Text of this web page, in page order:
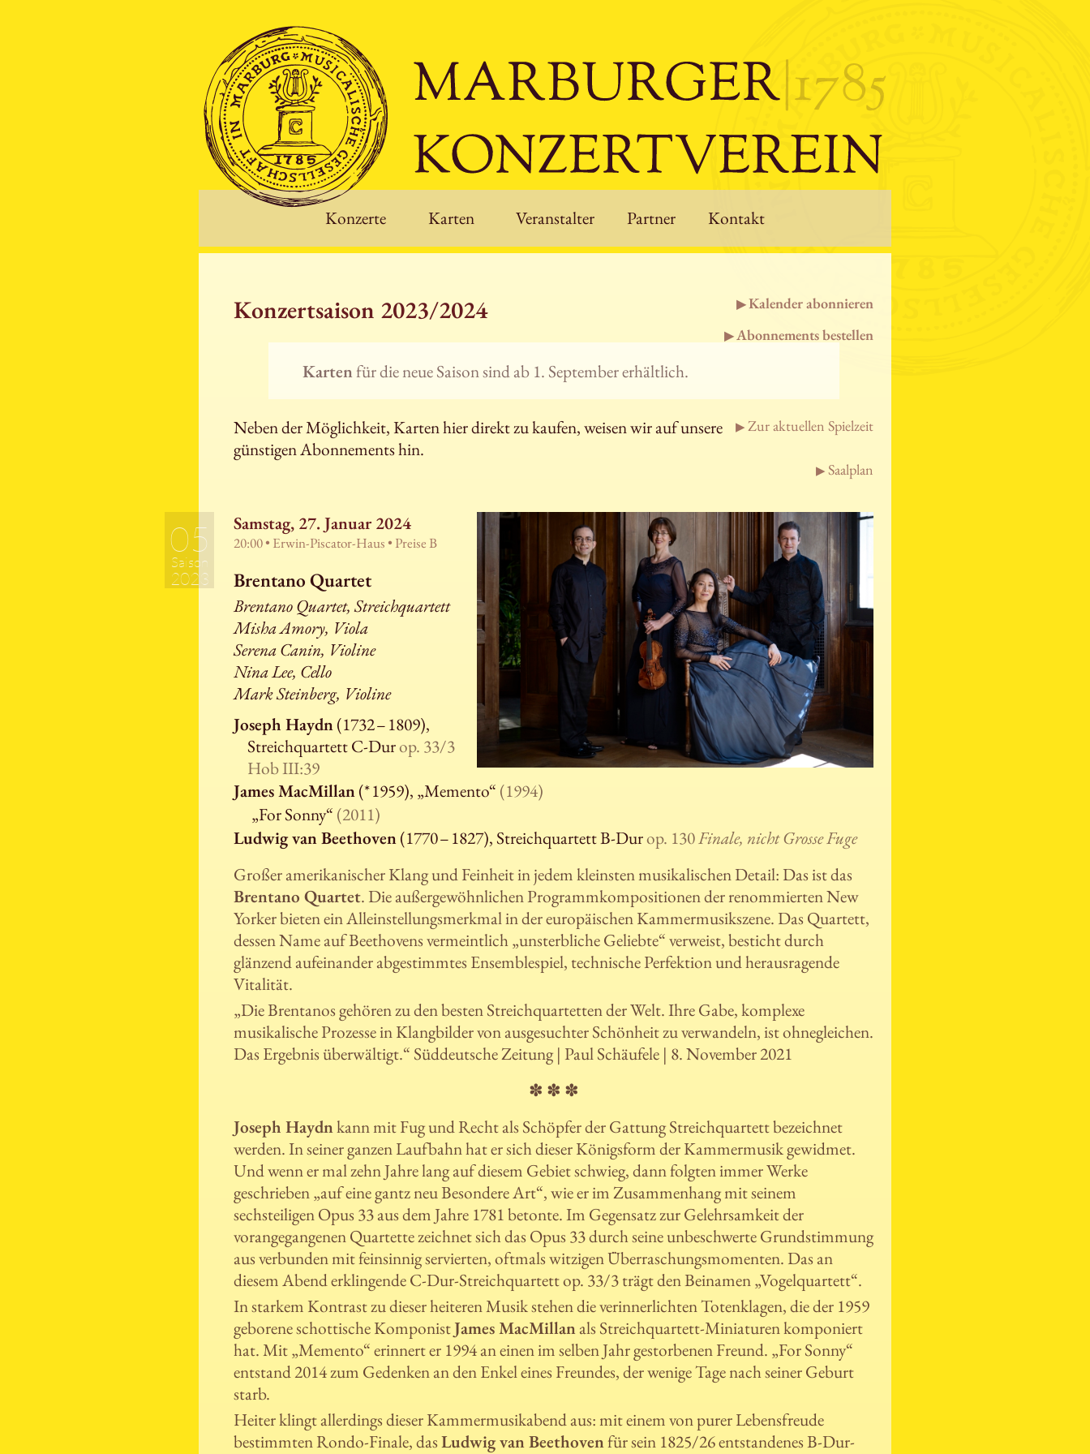
Konzerte Karten Veranstalter Partner Kontakt
Konzertsaison 2023/2024
Kalender abonnieren
Abonnements bestellen
Kartenfür die neue Saison sind ab 1. September erhältlich.
Zur aktuellen Spielzeit
Neben der Möglichkeit, Karten hier direkt zu kaufen, weisen wir auf unsere
günstigen Abonnements hin.
Saalplan
05
Saison
2023
Samstag, 27. Januar 2024
20:00 • Erwin-Piscator-Haus •Preise B
Brentano Quartet
Brentano Quartet, Streichquartett
Misha Amory, Viola
Serena Canin, Violine
Nina Lee, Cello
Mark Steinberg, Violine
Joseph Haydn(1732 – 1809),
Streichquartett C-Durop. 33/3
Hob III:39
James MacMillan(* 1959), „Memento“ (1994)
„For Sonny“ (2011)
Ludwig van Beethoven(1770 – 1827), Streichquartett B-Durop. 130Finale, nicht Grosse Fuge
Großer amerikanischer Klang und Feinheit in jedem kleinsten musikalischen Detail: Das ist das
Brentano Quartet. Die außergewöhnlichen Programmkompositionen der renommierten New
Yorker bieten ein Alleinstellungsmerkmal in der europäischen Kammermusikszene. Das Quartett,
dessen Name auf Beethovens vermeintlich „unsterbliche Geliebte“ verweist, besticht durch
glänzend aufeinander abgestimmtes Ensemblespiel, technische Perfektion und herausragende
Vitalität.
„Die Brentanos gehören zu den besten Streichquartetten der Welt. Ihre Gabe, komplexe
musikalische Prozesse in Klangbilder von ausgesuchter Schönheit zu verwandeln, ist ohnegleichen.
Das Ergebnis überwältigt.“ Süddeutsche Zeitung | Paul Schäufele | 8. November 2021
✽ ✽ ✽
Joseph Haydnkann mit Fug und Recht als Schöpfer der Gattung Streichquartett bezeichnet
werden. In seiner ganzen Laufbahn hat er sich dieser Königsform der Kammermusik gewidmet.
Und wenn er mal zehn Jahre lang auf diesem Gebiet schwieg, dann folgten immer Werke
geschrieben „auf eine gantz neu Besondere Art“, wie er im Zusammenhang mit seinem
sechsteiligen Opus 33 aus dem Jahre 1781 betonte. Im Gegensatz zur Gelehrsamkeit der
vorangegangenen Quartette zeichnet sich das Opus 33 durch seine unbeschwerte Grundstimmung
aus verbunden mit feinsinnig servierten, oftmals witzigen Überraschungsmomenten. Das an
diesem Abend erklingende C-Dur-Streichquartett op. 33/3 trägt den Beinamen „Vogelquartett“.
In starkem Kontrast zu dieser heiteren Musik stehen die verinnerlichten Totenklagen, die der 1959
geborene schottische KomponistJames MacMillanals Streichquartett-Miniaturen komponiert
hat. Mit „Memento“ erinnert er 1994 an einen im selben Jahr gestorbenen Freund. „For Sonny“
entstand 2014 zum Gedenken an den Enkel eines Freundes, der wenige Tage nach seiner Geburt
starb.
Heiter klingt allerdings dieser Kammermusikabend aus: mit einem von purer Lebensfreude
bestimmten Rondo-Finale, dasLudwig van Beethovenfür sein 1825/26 entstandenes B-Dur-